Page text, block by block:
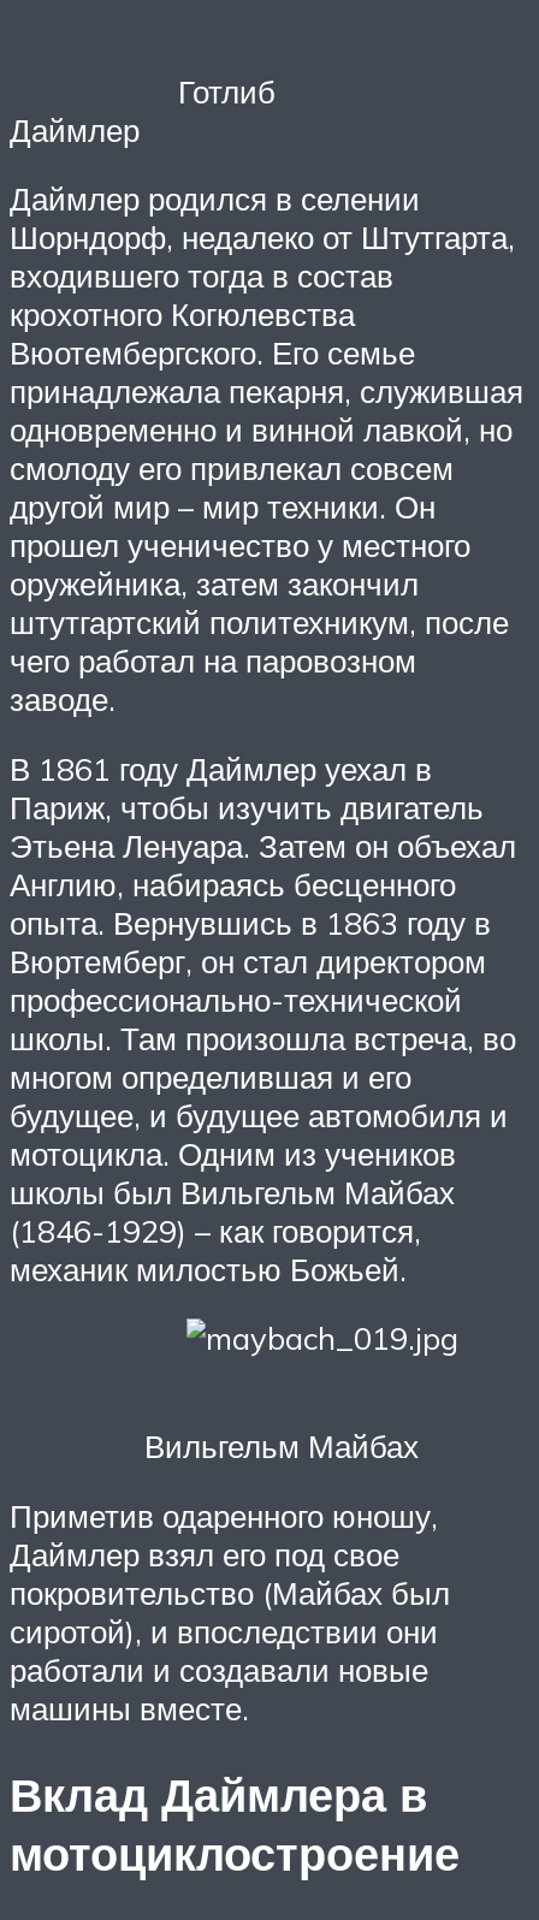
Готлиб
Даймлер
Даймлер родился в селении
Шорндорф, недалеко от Штутгарта,
входившего тогда в состав
крохотного Когюлевства
Вюотембергского. Его семье
принадлежала пекарня, служившая
одновременно и винной лавкой, но
смолоду его привлекал совсем
другой мир – мир техники. Он
прошел ученичество у местного
оружейника, затем закончил
штутгартский политехникум, после
чего работал на паровозном
заводе.
В 1861 году Даймлер уехал в
Париж, чтобы изучить двигатель
Этьена Ленуара. Затем он объехал
Англию, набираясь бесценного
опыта. Вернувшись в 1863 году в
Вюртемберг, он стал директором
профессионально-технической
школы. Там произошла встреча, во
многом определившая и его
будущее, и будущее автомобиля и
мотоцикла. Одним из учеников
школы был Вильгельм Майбах
(1846-1929) – как говорится,
механик милостью Божьей.
Вильгельм Майбах
Приметив одаренного юношу,
Даймлер взял его под свое
покровительство (Майбах был
сиротой), и впоследствии они
работали и создавали новые
машины вместе.
Вклад Даймлера в
мотоциклостроение